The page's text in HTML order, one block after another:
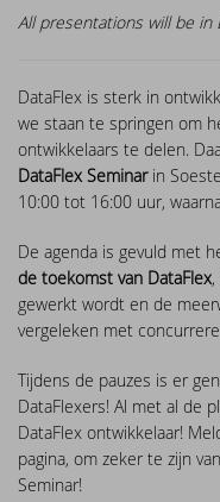
All presentations will be in
DataFlex is sterk in
we staan te springen om
ontwikkelaars te delen.
DataFlex Seminarin
10:00 tot 16:00 uur,
De agenda is gevuld met
de toekomst van DataFlex
gewerkt wordt en de
vergeleken met
Tijdens de pauzes is er
DataFlexers! Al met al de
DataFlex ontwikkelaar! M
pagina, om zeker te zijn
Seminar!
of
of